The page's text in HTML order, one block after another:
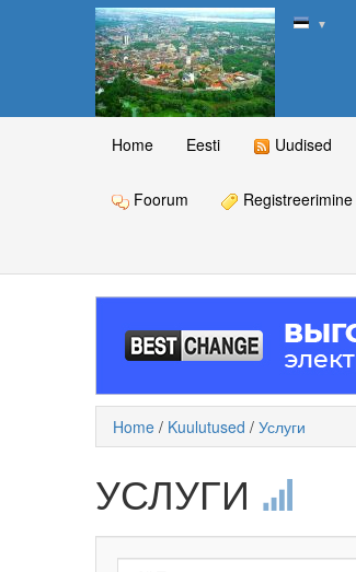
▼
Home Eesti Uudised
Foorum Registreerimine
Home / Kuulutused / Услуги
УСЛУГИ